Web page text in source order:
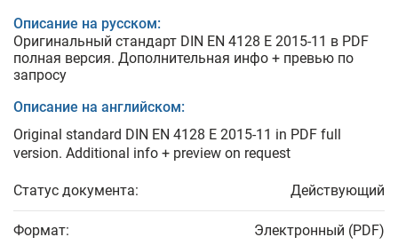
Описание на русском:
Оригинальный стандарт DIN EN 4128 E 2015-11 в PDF
полная версия. Дополнительная инфо + превью по
запросу
Описание на английском:
Original standard DIN EN 4128 E 2015-11 in PDF full
version. Additional info + preview on request
Статус документа: Действующий
Формат: Электронный (PDF)